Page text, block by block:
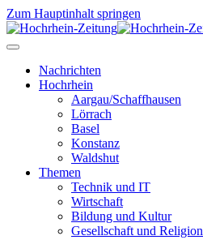
Zum Hauptinhalt springen
Nachrichten
Hochrhein
Aargau/Schaffhausen
Lörrach
Basel
Konstanz
Waldshut
Themen
Technik und IT
Wirtschaft
Bildung und Kultur
Gesellschaft und Religion